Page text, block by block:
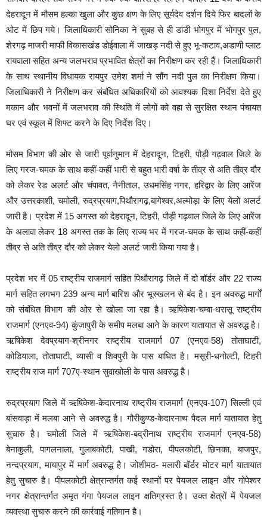
देहरादून में मौसम हल्का खुला और कुछ क्षण के लिए सूर्यदेव दर्शन दिये फिर बादलों के
ओट में छिप गये। जिलाधिकारी सोनिका ने सुबह से ही डांडी भोगपुर में भोगपुर पुल,
शेरगढ़ माजरी माफी विकासखंड डोईवाला में जाखड़ नदी से हुए भू-कटाव,अडाणी प्लाट
रायवाला सहित अन्य जलभराव प्रभावित क्षेत्रों का निरीक्षण कर रही हैं। जिलाधिकारी
के साथ स्थानीय विधायक रायपुर उमेश शर्मा ने सौंग नदी पुल का निरीक्षण किया।
जिलाधिकारी ने निरीक्षण कर संबंधित अधिकारियों को आवश्यक दिशा निर्देश देते हुए
मकान और भवनों में जलभराव की स्थिति में लोगों को वहा से सुरक्षित स्थान पंचायत
घर एवं स्कूल में शिफ्ट करने के दिए निर्देश दिए।
मौसम विभाग की ओर से जारी पूर्वानुमान में देहरादून, टिहरी, पौड़ी गढ़वाल जिले के
लिए गरज-चमक के साथ कहीं-कहीं भारी से बहुत भारी वर्षा के तीव्र से अति तीव्र दौर
को लेकर रेड अलर्ट और चंपावत, नैनीताल, उधमसिंह नगर, हरिद्वार के लिए आरेंज
और उत्तरकाशी, चमोली, रुद्रप्रयाग,पिथौरागढ़,बागेश्वर,अल्मोड़ा के लिए येलो अलर्ट
जारी है। प्रदेश में 15 अगस्त को देहरादून, टिहरी, पौड़ी गढ़वाल जिले के लिए आरेंज
के अलावा लेकर 18 अगस्त तक के लिए राज्य भर में गरज-चमक के साथ कहीं-कहीं
तीव्र से अति तीव्र दौर को लेकर येलो अलर्ट जारी किया गया है।
प्रदेश भर में 05 राष्ट्रीय राजमार्ग सहित पिथौरागढ़ जिले में दो बॉर्डर और 22 राज्य
मार्ग सहित लगभग 239 अन्य मार्ग बारिश और भूस्खलन से बंद है। इन अवरुद्ध मार्गों
को संबंधित विभाग की ओर से खोला जा रहा है। ऋषिकेश-चम्बा-धरासू राष्ट्रीय
राजमार्ग (एनएव-94) कुंजापुरी के समीप मलबा आने के कारण यातायात से अवरुद्ध है।
ऋषिकेश देवप्रयाग-श्रीनगर राष्ट्रीय राजमार्ग 07 (एनएव-58) तोताघाटी,
कोडियाला, तोताघाटी, व्यासी व शिवपुरी के पास बाधित है। मसूरी-धनोल्टी, टिहरी
राष्ट्रीय राज मार्ग 707ए-स्थान सुवाखोली के पास अवरुद्ध है।
रुद्रप्रयाग जिले में ऋषिकेश-केदारनाथ राष्ट्रीय राजमार्ग (एनएव-107) सिल्ली एवं
बांसवाड़ा में मलबा आने से अवरुद्ध है। गौरीकुण्ड-केदारनाथ पैदल मार्ग यातायात हेतु
सुचारु है। चमोली जिले में ऋषिकेश-बद्रीनाथ राष्ट्रीय राजमार्ग एनएव-58)
बेनाकुली, पागलनाला, गुलाबकोटी, पाखी, गडोरा, पीपलकोटी, छिनका, बाजपुर,
नन्दप्रयाग, मायापुर में मार्ग अवरुद्ध है। जोशीमठ- मलारी बॉर्डर मोटर मार्ग यातायात
हेतु सुचारु है। पीपलकोटी क्षेत्रान्तर्गत कई स्थानों पर पेयजल लाइन और गोपेश्वर
नगर क्षेत्रान्तर्गत अमृत गंगा पेयजल लाइन क्षतिग्रस्त है। उक्त क्षेत्रों में पेयजल
व्यवस्था सुचारु करने की कार्रवाई गतिमान है।